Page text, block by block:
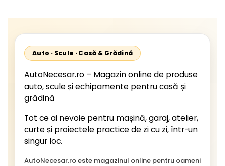
Auto · Scule · Casă & Grădină
AutoNecesar.ro – Magazin online de produse
auto, scule și echipamente pentru casă și
grădină
Tot ce ai nevoie pentru mașină, garaj, atelier,
curte și proiectele practice de zi cu zi, într-un
singur loc.
AutoNecesar.ro este magazinul online pentru oameni